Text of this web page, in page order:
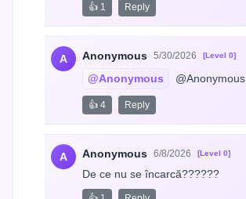
👍 1 Reply
A Anonymous 5/30/2026 [Level 0]
@Anonymous @Anonymous
👍 4 Reply
A Anonymous 6/8/2026 [Level 0]
De ce nu se încarcă??????